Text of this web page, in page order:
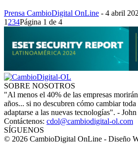
Prensa CambioDigital OnLine - 4 abril
1 234Página 1 de 4
SOBRE NOSOTROS
"Al menos el 40% de las empresas
años... si no descubren cómo cambiar
adaptarse a las nuevas tecnologías". -
Contáctenos: cdol@cambiodigital-ol.com
SÍGUENOS
© 2026 CambioDigital OnLine - Diseño